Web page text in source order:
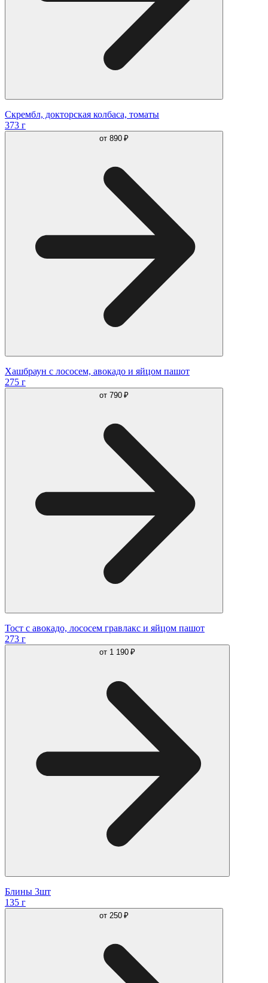
Скрембл, докторская колбаса, томаты
373 г
от 890 ₽
Хашбраун с лососем, авокадо и яйцом пашот
275 г
от 790 ₽
Тост с авокадо, лососем гравлакс и яйцом пашот
273 г
от 1 190 ₽
Блины 3шт
135 г
от 250 ₽